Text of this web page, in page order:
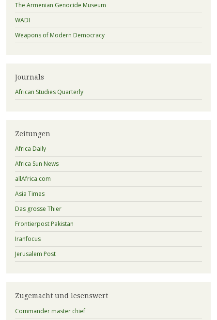
The Armenian Genocide Museum
WADI
Weapons of Modern Democracy
Journals
African Studies Quarterly
Zeitungen
Africa Daily
Africa Sun News
allAfrica.com
Asia Times
Das grosse Thier
Frontierpost Pakistan
Iranfocus
Jerusalem Post
Zugemacht und lesenswert
Commander master chief